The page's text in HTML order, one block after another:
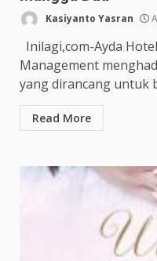
Kasiyanto Yasran
Inilagi,com-Ayda
Management
yang dirancang untuk
Read More